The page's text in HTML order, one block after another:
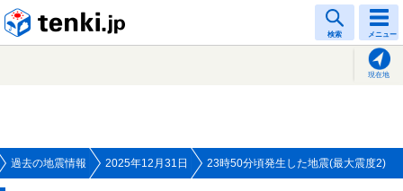
検索 メニュー
現在地
過去の地震情報 2025年12月31日 23時50分頃発生した地震(最大震度2)